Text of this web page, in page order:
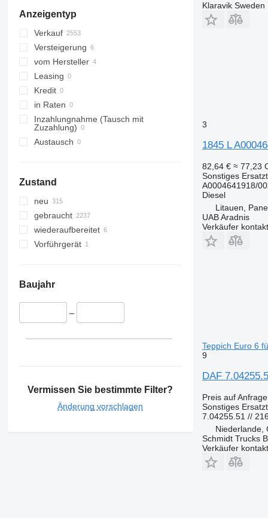
Anzeigentyp
Verkauf
Versteigerung
vom Hersteller
Leasing
Kredit
in Raten
Inzahlungnahme (Tausch mit
Zuzahlung)
Austausch
Zustand
neu
gebraucht
wiederaufbereitet
Vorführgerät
Baujahr
–
Vermissen Sie bestimmte Filter?
Änderung vorschlagen
Klaravik Sweden
3
1845 L
82,64 € ≈ 77,23
Sonstiges
A0004641918/
Diesel
Litauen,
UAB Aradnis
Verkäufer
Teppich Euro 6
9
DAF
Preis auf Anfrage
Sonstiges
7.04255.51 //
Niederlande,
Schmidt Trucks
Verkäufer